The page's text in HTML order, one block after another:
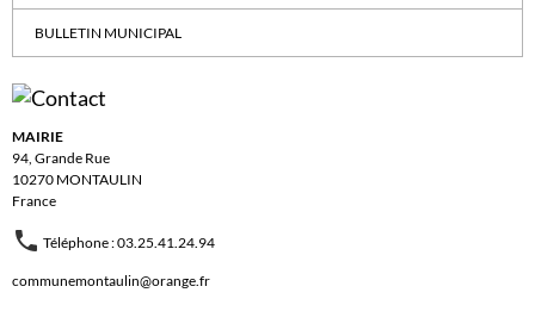
BULLETIN MUNICIPAL
MAIRIE
94, Grande Rue
10270 MONTAULIN
France
Téléphone : 03.25.41.24.94
communemontaulin@orange.fr